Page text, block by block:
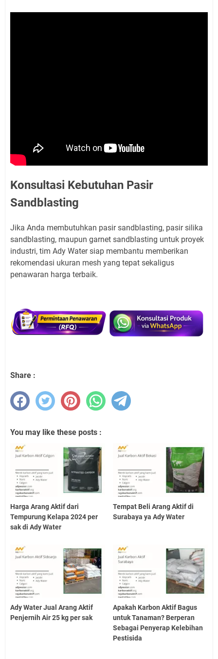
Konsultasi Kebutuhan Pasir
Sandblasting
Jika Anda membutuhkan pasir sandblasting, pasir silika
sandblasting, maupun garnet sandblasting untuk proyek
industri, tim Ady Water siap membantu memberikan
rekomendasi ukuran mesh yang tepat sekaligus
penawaran harga terbaik.
Share :
You may like these posts :
Harga Arang Aktif dari
Tempurung Kelapa 2024 per
sak di Ady Water
Tempat Beli Arang Aktif di
Surabaya ya Ady Water
Ady Water Jual Arang Aktif
Penjernih Air 25 kg per sak
Apakah Karbon Aktif Bagus
untuk Tanaman? Berperan
Sebagai Penyerap Kelebihan
Pestisida